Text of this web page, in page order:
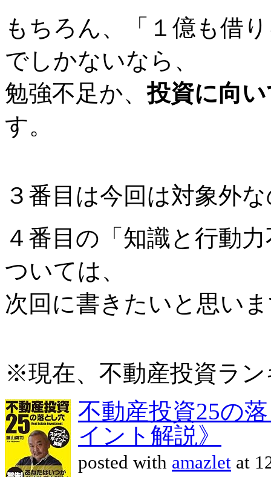
もちろん、「１億も借
でしかないなら、
勉強不足か、投資に向
す。
３番目は今回は対象外
４番目の「知識と行動
ついては、
次回に書きたいと思い
※現在、不動産投資ラ
不動産投資25の
イント解説》
posted with amazlet at